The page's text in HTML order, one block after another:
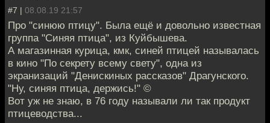
#7 | 08.08.19 21:57
Про "синюю птицу". Была ещё и довольно известная
группа "Синяя птица", из Куйбышева.
А магазинная курица, кмк, синей птицей называлась
в кино "По секрету всему свету", одна из
экранизаций "Денискиных рассказов" Драгунского.
"Ну, синяя птица, держись!" ©
Вот уж не знаю, в 76 году называли ли так продукт
птицеводства...